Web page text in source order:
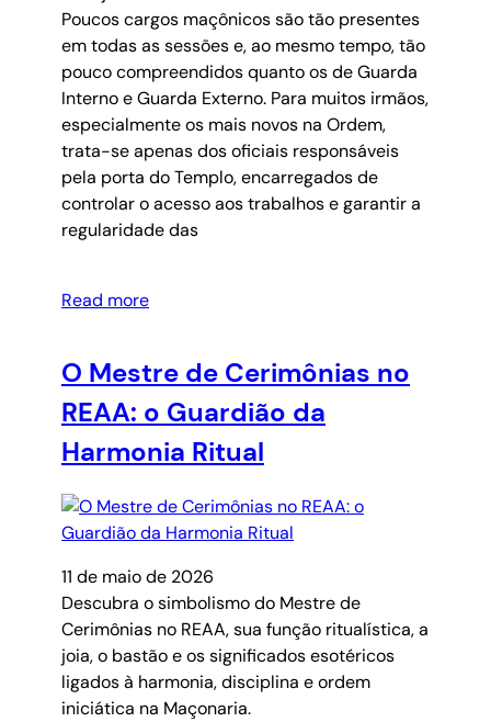
Poucos cargos maçônicos são tão presentes
em todas as sessões e, ao mesmo tempo, tão
pouco compreendidos quanto os de Guarda
Interno e Guarda Externo. Para muitos irmãos,
especialmente os mais novos na Ordem,
trata-se apenas dos oficiais responsáveis
pela porta do Templo, encarregados de
controlar o acesso aos trabalhos e garantir a
regularidade das
Read more
O Mestre de Cerimônias no
REAA: o Guardião da
Harmonia Ritual
11 de maio de 2026
Descubra o simbolismo do Mestre de
Cerimônias no REAA, sua função ritualística, a
joia, o bastão e os significados esotéricos
ligados à harmonia, disciplina e ordem
iniciática na Maçonaria.